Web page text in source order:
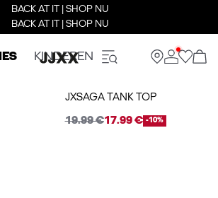
BACK AT IT | SHOP NU
BACK AT IT | SHOP NU
KINDEREN
JXSAGA TANK TOP
19.99 €17.99 € -10%